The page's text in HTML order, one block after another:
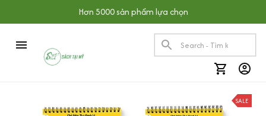
Hơn 5000 sản phẩm lựa chọn
SALE